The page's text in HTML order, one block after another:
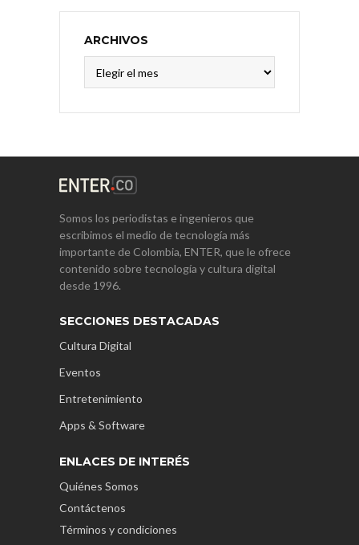
ARCHIVOS
Somos los periodistas e ingenieros que
escribimos el medio de tecnología más
importante de Colombia, ENTER, que le ofrece
contenido sobre tecnología y cultura digital
desde 1996.
SECCIONES DESTACADAS
Cultura Digital
Eventos
Entretenimiento
Apps & Software
ENLACES DE INTERÉS
Quiénes Somos
Contáctenos
Términos y condiciones